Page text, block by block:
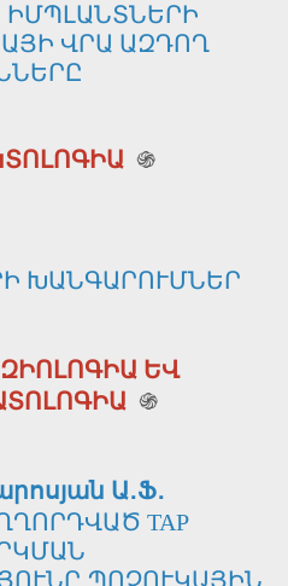
ՎՐԱ ԱԶԴՈՂ
֍
ԽԱՆԳԱՐՈՒՄՆԵՐ
ԵՎ
֍
Ա․Ֆ․
TAP
ՊՈՉՈՒԿԱՅԻՆ